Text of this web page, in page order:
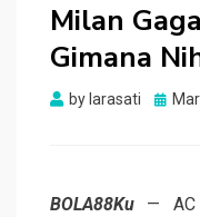
Milan
Gimana
by larasati
BOLA88Ku — AC